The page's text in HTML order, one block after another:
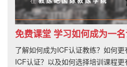
免费课堂 学习如何成为一
了解如何成为ICF认证教练？如何
ICF认证？以及如何选择培训课程更